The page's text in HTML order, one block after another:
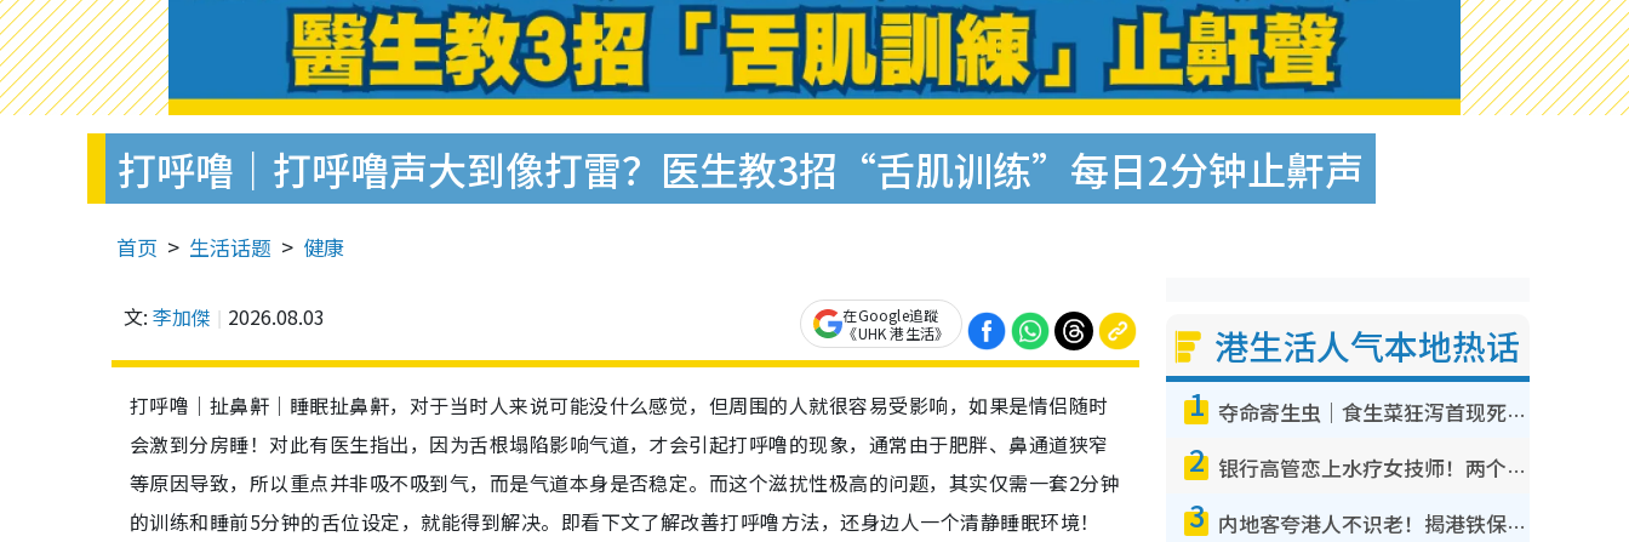
打呼噜｜打呼噜声大到像打雷？医生教3招“舌肌训练”每日2分钟止鼾声
首页 生活话题 健康
文: 李加傑 2026.08.03
在Google追蹤
《UHK 港生活》
打呼噜｜扯鼻鼾｜睡眠扯鼻鼾，对于当时人来说可能没什么感觉，但周围的人就很容易受影响，如果是情侣随时
会激到分房睡！对此有医生指出，因为舌根塌陷影响气道，才会引起打呼噜的现象，通常由于肥胖、鼻通道狭窄
等原因导致，所以重点并非吸不吸到气，而是气道本身是否稳定。而这个滋扰性极高的问题，其实仅需一套2分钟
的训练和睡前5分钟的舌位设定，就能得到解决。即看下文了解改善打呼噜方法，还身边人一个清静睡眠环境！
港生活人气本地热话
1 夺命寄生虫｜食生菜狂泻首现死者！疫潮恶化录1.8万宗病例 揭洗菜3大谬误
2 银行高管恋上水疗女技师！两个月借128万惊觉“沉船”沉落火海 揭背后疑似邪教操控卖淫
3 内地客夸港人不识老！揭港铁保鲜级冷气 港人求放过：别投诉